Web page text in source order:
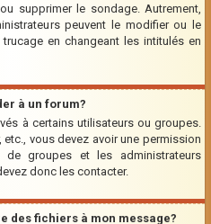
supprimer le sondage. Autrement,
peuvent le modifier ou le
en changeant les intitulés en
à un forum?
à certains utilisateurs ou groupes.
vous devez avoir une permission
de groupes et les administrateurs
donc les contacter.
des fichiers à mon message?